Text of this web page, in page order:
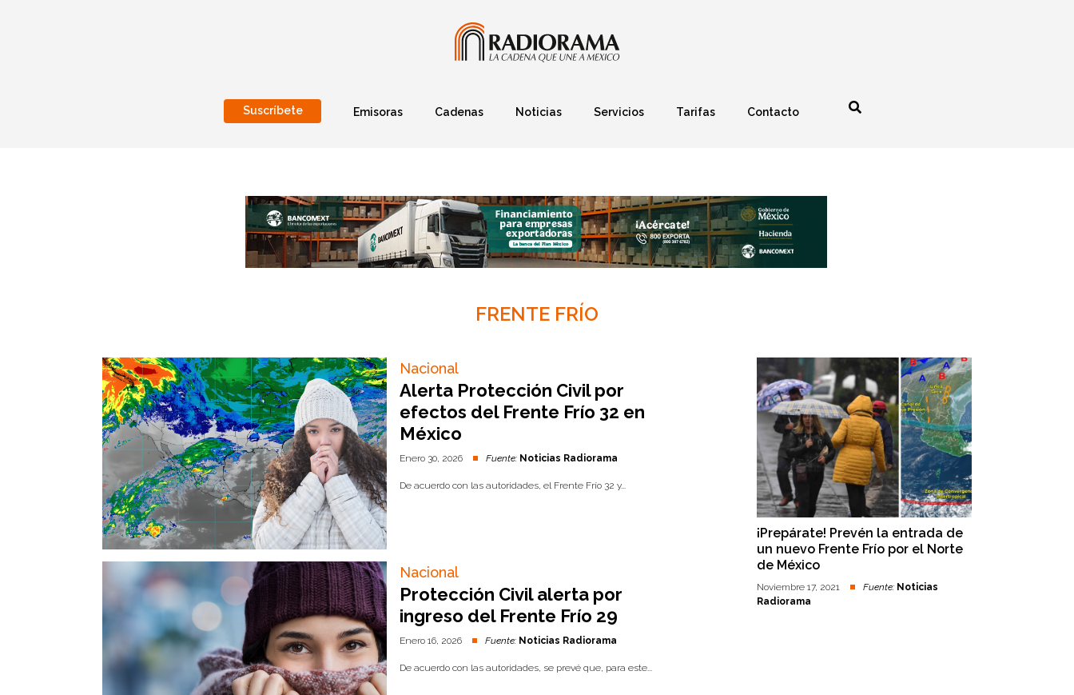
Suscríbete Emisoras Cadenas Noticias Servicios Tarifas Contacto
FRENTE FRÍO
Nacional
Alerta Protección Civil por
efectos del Frente Frío 32 en
México
Enero 30, 2026 Fuente: Noticias Radiorama
De acuerdo con las autoridades, el Frente Frío 32 y...
Nacional
Protección Civil alerta por
ingreso del Frente Frío 29
Enero 16, 2026 Fuente: Noticias Radiorama
De acuerdo con las autoridades, se prevé que, para este...
¡Prepárate! Prevén la entrada de
un nuevo Frente Frío por el Norte
de México
Noviembre 17, 2021 Fuente: Noticias
Radiorama